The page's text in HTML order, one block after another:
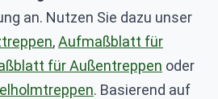
an. Nutzen Sie dazu unser
,Aufmaßblatt für
für Außentreppen oder
. Basierend auf